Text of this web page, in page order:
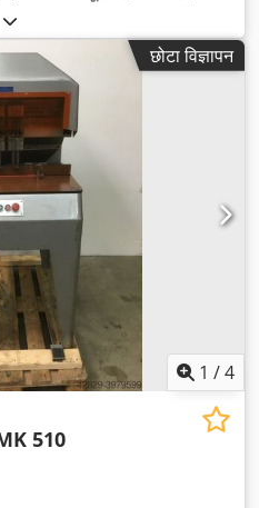
छोटा विज्ञापन
1 /4
510